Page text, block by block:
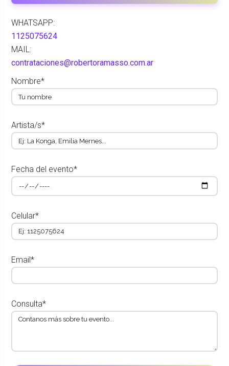
WHATSAPP:
1125075624
MAIL:
contrataciones@robertoramasso.com.ar
Nombre*
Artista/s*
Fecha del evento*
Celular*
Email*
Consulta*